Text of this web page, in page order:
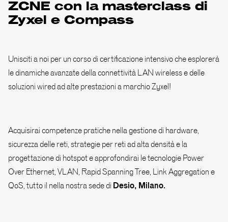
ZCNE con la masterclass di
Zyxel e Compass
Unisciti a noi per un corso di certificazione intensivo che esplorerà
le dinamiche avanzate della connettività LAN wireless e delle
soluzioni wired ad alte prestazioni a marchio Zyxel!
Acquisirai competenze pratiche nella gestione di hardware,
sicurezza delle reti, strategie per reti ad alta densità e la
progettazione di hotspot e approfondirai le tecnologie Power
Over Ethernet, VLAN, Rapid Spanning Tree, Link Aggregation e
QoS, tutto il nella nostra sede di Desio, Milano.